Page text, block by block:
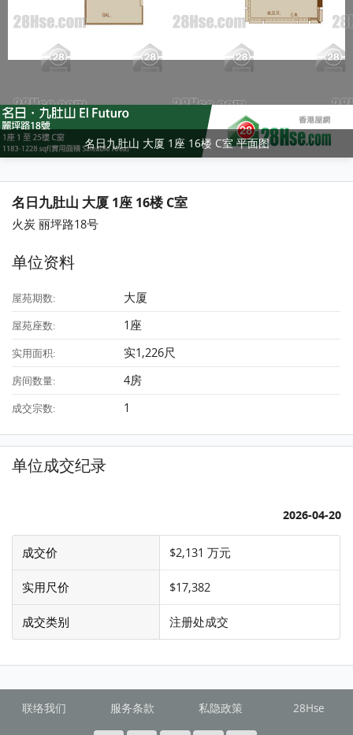
名日九肚山 大厦 1座 16楼 C室 平面图
名日九肚山 大厦 1座 16楼 C室
火炭 丽坪路18号
单位资料
屋苑期数: 大厦
屋苑座数: 1座
实用面积: 实1,226尺
房间数量: 4房
成交宗数: 1
单位成交纪录
2026-04-20
成交价 $2,131 万元
实用尺价 $17,382
成交类别 注册处成交
联络我们 服务条款 私隐政策 28Hse